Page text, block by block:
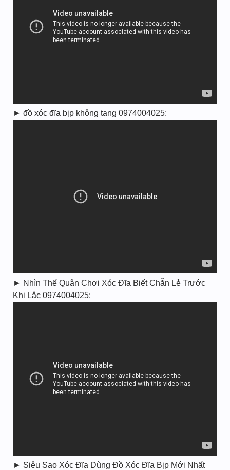
► đồ xóc đĩa bịp không tang 0974004025:
► Nhìn Thế Quân Chơi Xóc Đĩa Biết Chẵn Lẻ Trước
Khi Lắc 0974004025:
► Siêu Sao Xóc Đĩa Dùng Đồ Xóc Đĩa Bịp Mới Nhất